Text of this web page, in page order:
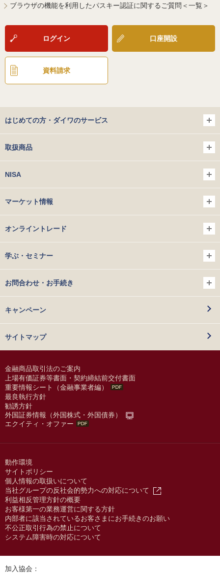
ブラウザの機能を利用したパスキー認証に関するご質問＜一覧＞
ログイン 口座開設
資料請求
はじめての方・ダイワのサービス
取扱商品
NISA
マーケット情報
オンライントレード
学ぶ・セミナー
お問合わせ・お手続き
キャンペーン
サイトマップ
金融商品取引法のご案内
上場有価証券等書面・契約締結前交付書面
重要情報シート（金融事業者編）
最良執行方針
勧誘方針
外国証券情報（外国株式・外国債券）
エクイティ・オファー
動作環境
サイトポリシー
個人情報の取扱いについて
当社グループの反社会的勢力への対応について
利益相反管理方針の概要
お客様第一の業務運営に関する方針
内部者に該当されているお客さまにお手続きのお願い
不公正取引行為の禁止について
システム障害時の対応について
加入協会：